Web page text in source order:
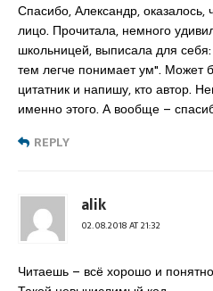
Спасибо, Александр, оказалось,
лицо. Прочитала, немного
школьницей, выписала для
тем легче понимает ум". Может
цитатник и напишу, кто автор.
именно этого. А вообще –
REPLY
alik
02.08.2018 AT 21:32
Читаешь – всё хорошо и